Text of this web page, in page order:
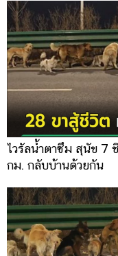
ไวรัลน้ำตาซึม สุนัข 7
กม. กลับบ้านด้วยกัน